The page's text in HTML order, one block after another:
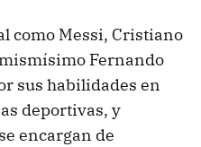
como Messi, Cristiano
Fernando
sus habilidades en
deportivas, y
encargan de